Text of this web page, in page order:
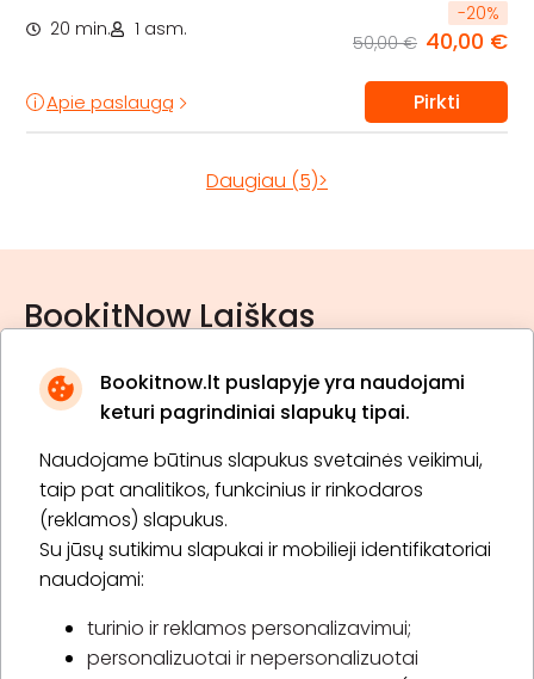
Bookitnow.lt puslapyje yra naudojami
keturi pagrindiniai slapukų tipai.
Naudojame būtinus slapukus svetainės veikimui,
taip pat analitikos, funkcinius ir rinkodaros
(reklamos) slapukus.
Su jūsų sutikimu slapukai ir mobilieji identifikatoriai
naudojami:
turinio ir reklamos personalizavimui;
personalizuotai ir nepersonalizuotai
20 min.
1 asm.
-20%
50,00 € 40,00 €
Apie paslaugą Pirkti
Daugiau (5)>
BookitNow Laiškas
* Susipažinau su privatumo politika
Prenumeruoti
Apie „BookitNow“